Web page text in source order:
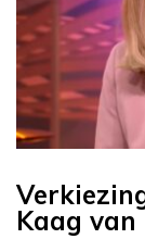
Kaag van